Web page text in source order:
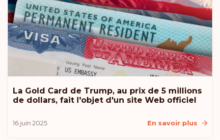
La Gold Card de Trump, au prix de 5 millions
de dollars, fait l'objet d'un site Web officiel
16 juin 2025 En savoir plus